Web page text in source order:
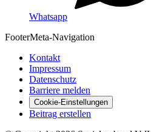
Whatsapp
FooterMeta-Navigation
Kontakt
Impressum
Datenschutz
Barriere melden
Cookie-Einstellungen
Beitrag erstellen